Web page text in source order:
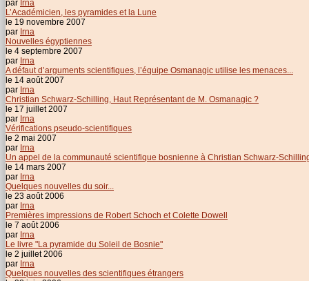
par Irna
L’Académicien, les pyramides et la Lune
le 19 novembre 2007
par Irna
Nouvelles égyptiennes
le 4 septembre 2007
par Irna
A défaut d’arguments scientifiques, l’équipe Osmanagic utilise les menaces...
le 14 août 2007
par Irna
Christian Schwarz-Schilling, Haut Représentant de M. Osmanagic ?
le 17 juillet 2007
par Irna
Vérifications pseudo-scientifiques
le 2 mai 2007
par Irna
Un appel de la communauté scientifique bosnienne à Christian Schwarz-
le 14 mars 2007
par Irna
Quelques nouvelles du soir...
le 23 août 2006
par Irna
Premières impressions de Robert Schoch et Colette Dowell
le 7 août 2006
par Irna
Le livre "La pyramide du Soleil de Bosnie"
le 2 juillet 2006
par Irna
Quelques nouvelles des scientifiques étrangers